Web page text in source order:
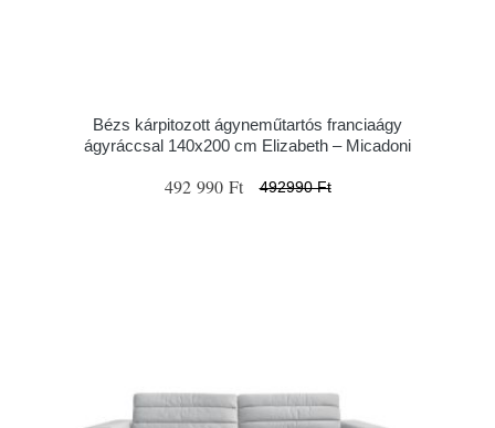
Bézs kárpitozott ágyneműtartós franciaágy
ágyráccsal 140x200 cm Elizabeth – Micadoni
492 990 Ft 492990 Ft